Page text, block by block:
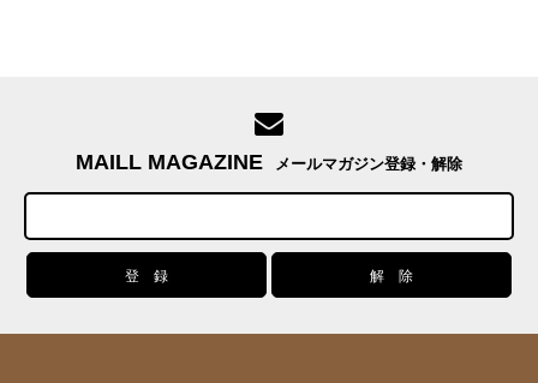
MAILL MAGAZINE メールマガジン登録・解除